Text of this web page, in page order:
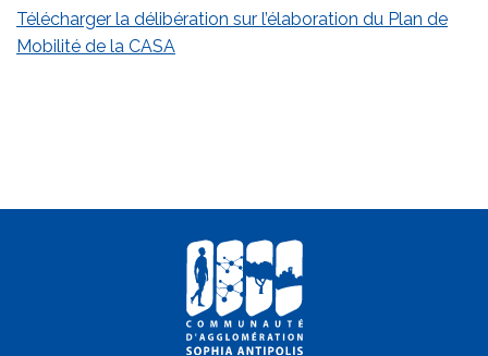
Télécharger la délibération sur l’élaboration du Plan de
Mobilité de la CASA